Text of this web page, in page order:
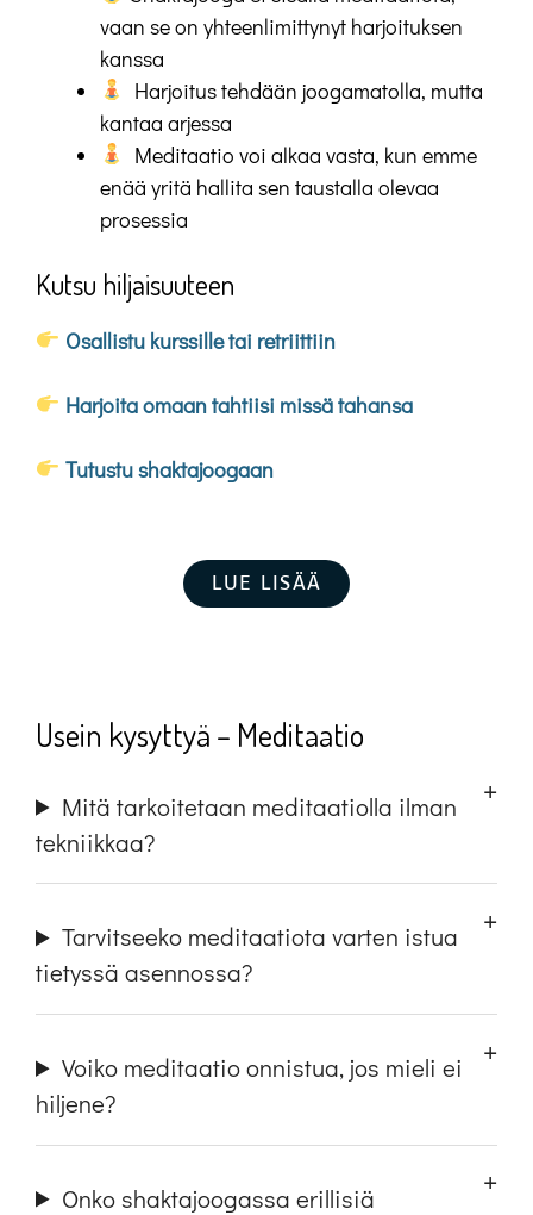
vaan se on yhteenlimittynyt harjoituksen
kanssa
Harjoitus tehdään joogamatolla, mutta
kantaa arjessa
Meditaatio voi alkaa vasta, kun emme
enää yritä hallita sen taustalla olevaa
prosessia
Kutsu hiljaisuuteen
Osallistu kurssille tai retriittiin
Harjoita omaan tahtiisi missä tahansa
Tutustu shaktajoogaan
LUE LISÄÄ
Usein kysyttyä – Meditaatio
Mitä tarkoitetaan meditaatiolla ilman
tekniikkaa?
Tarvitseeko meditaatiota varten istua
tietyssä asennossa?
Voiko meditaatio onnistua, jos mieli ei
hiljene?
Onko shaktajoogassa erillisiä